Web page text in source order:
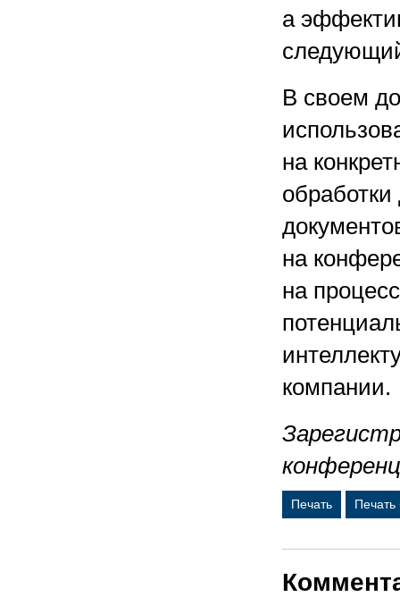
а
В своем
на
на
на
компании.
Печать Печать